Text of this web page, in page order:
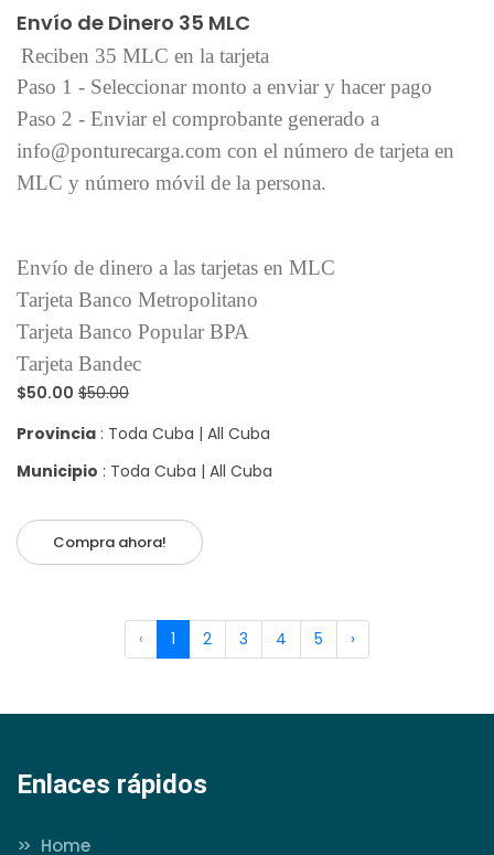
Envío de Dinero 35 MLC
Reciben 35 MLC en la tarjeta
Paso 1 - Seleccionar monto a enviar y hacer pago
Paso 2 - Enviar el comprobante generado a
info@ponturecarga.com con el número de tarjeta en
MLC y número móvil de la persona.
Envío de dinero a las tarjetas en MLC
Tarjeta Banco Metropolitano
Tarjeta Banco Popular BPA
Tarjeta Bandec
$50.00 $50.00
Provincia : Toda Cuba | All Cuba
Municipio : Toda Cuba | All Cuba
Compra ahora!
‹ 1 2 3 4 5 ›
Enlaces rápidos
>>
Home